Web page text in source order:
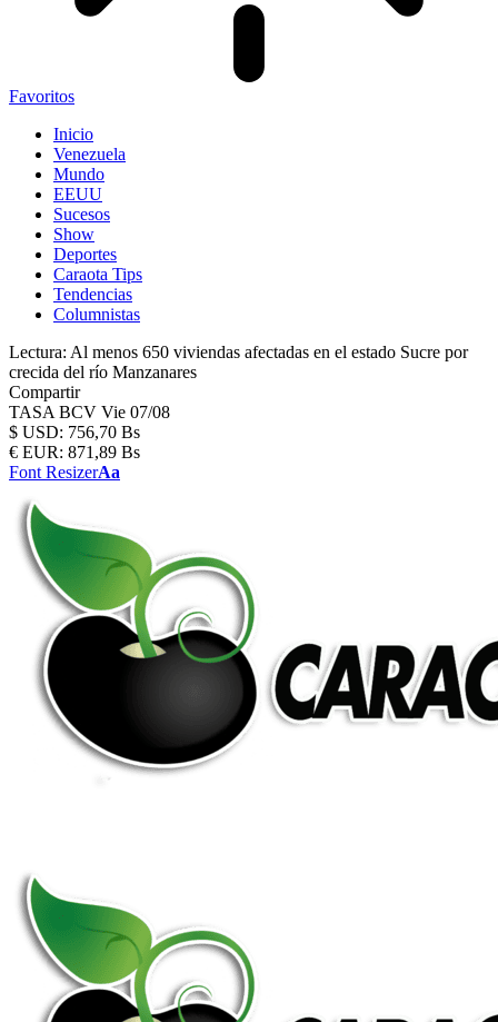
Favoritos
Inicio
Venezuela
Mundo
EEUU
Sucesos
Show
Deportes
Caraota Tips
Tendencias
Columnistas
Lectura: Al menos 650 viviendas afectadas en el estado Sucre por
crecida del río Manzanares
Compartir
TASA BCV Vie 07/08
$ USD: 756,70 Bs
€ EUR: 871,89 Bs
Font ResizerAa